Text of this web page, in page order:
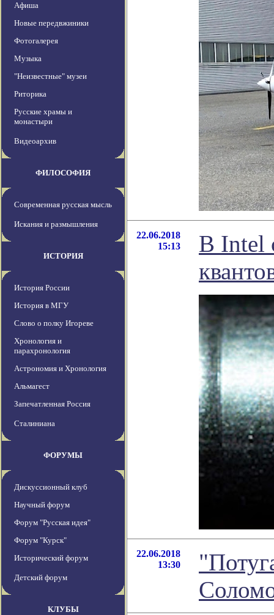
Афиша
Новые передвжиники
Фотогалерея
Музыка
"Неизвестные" музеи
Риторика
Русские храмы и
монастыри
Видеоархив
ФИЛОСОФИЯ
Современная русская мысль
Искания и размышления
ИСТОРИЯ
История России
История в МГУ
Слово о полку Игореве
Хронология и
парахронология
Астрономия и Хронология
Альмагест
Запечатленная Россия
Сталиниана
ФОРУМЫ
Дискуссионный клуб
Научный форум
Форум "Русская идея"
Форум "Курск"
Исторический форум
Детский форум
КЛУБЫ
22.06.2018
15:13
В Intel
22.06.2018
13:30